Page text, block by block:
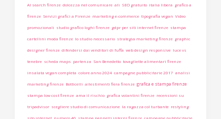
AI search firenze dolcezza nel comunicare ali SEO gratuito italia libera grafico a
firenze Servizi grafici a Firenze marketing e-commerce tipografia vegan Video
promozionali studio grafico loghi firenze gdpr per siti internet firenze stampa
cartellini moda firenze lo studio necessario strategia marketing firenze graphic
designer firenze difendersi dai venditori di fuffa web design responsive luce vs
tenebre scheda maps partenza San Benedetto tovagliette alimentari firenze
insalata vegan completa colore anno 2024 campagne pubblicitarie 2017 analisi
marketing firenze Botticelli allestimenti fiera firenze grafica e stampa firenze
stampa low cost firenze ama il rischio grafica volantini firenze recensioni su
tripadvisor scegliere studio di comunicazione la ragazza col turbante restyling
sito internet numero 40 stampa pannelli interni firenze campagne pubblicitarie